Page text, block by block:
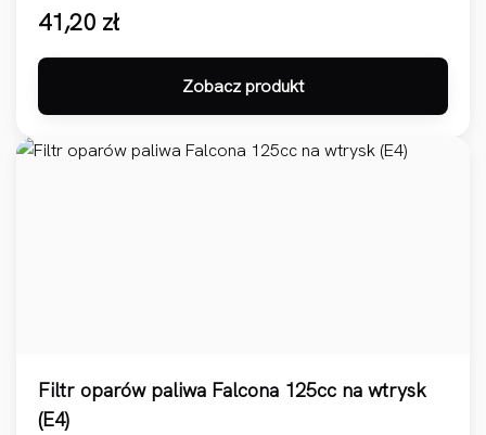
41,20 zł
Zobacz produkt
Filtr oparów paliwa Falcona 125cc na wtrysk
(E4)